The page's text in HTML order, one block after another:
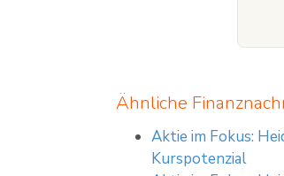
Ähnliche
Aktie im Fokus:
Kurspotenzial